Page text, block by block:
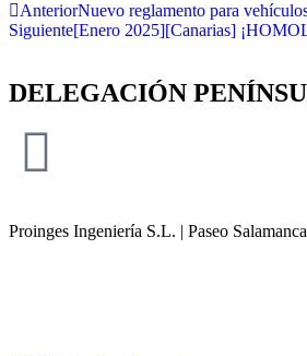
AnteriorNuevo reglamento para
Siguiente[Enero 2025][Canarias]
DELEGACIÓN
Proinges Ingeniería S.L. | Paseo